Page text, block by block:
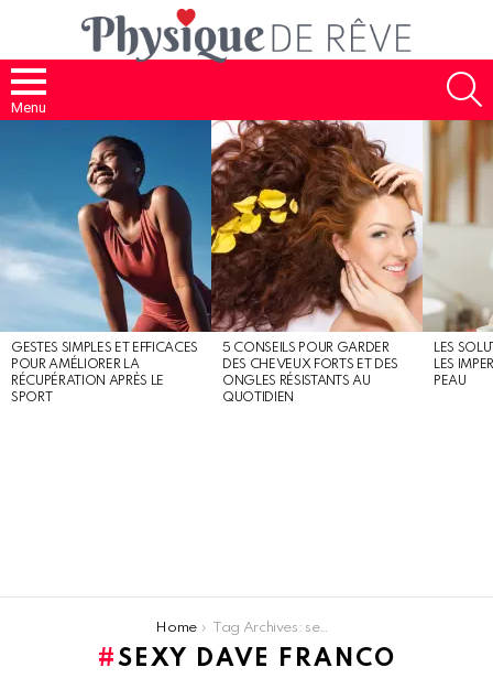
Menu
GESTES SIMPLES ET EFFICACES
POUR AMÉLIORER LA
RÉCUPÉRATION APRÈS LE
SPORT
5 CONSEILS POUR GARDER
DES CHEVEUX FORTS ET DES
ONGLES RÉSISTANTS AU
QUOTIDIEN
LES
LES
PEAU
Home Tag Archives: sexy Dave Franco
SEXY DAVE FRANCO